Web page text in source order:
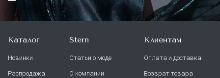
Каталог
Новинки
Распродажа
Stern
Статьи о моде
О компании
Клиентам
Оплата и доставка
Возврат товара